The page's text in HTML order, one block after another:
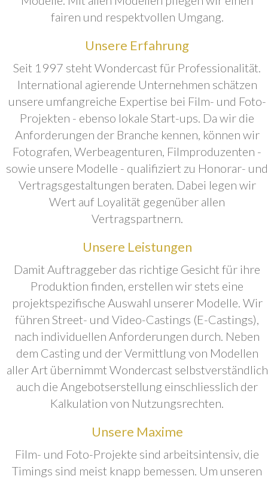
fairen und respektvollen Umgang.
Unsere Erfahrung
Seit 1997 steht Wondercast für Professionalität.
International agierende Unternehmen schätzen
unsere umfangreiche Expertise bei Film- und Foto-
Projekten - ebenso lokale Start-ups. Da wir die
Anforderungen der Branche kennen, können wir
Fotografen, Werbeagenturen, Filmproduzenten -
sowie unsere Modelle - qualifiziert zu Honorar- und
Vertragsgestaltungen beraten. Dabei legen wir
Wert auf Loyalität gegenüber allen
Vertragspartnern.
Unsere Leistungen
Damit Auftraggeber das richtige Gesicht für ihre
Produktion finden, erstellen wir stets eine
projektspezifische Auswahl unserer Modelle. Wir
führen Street- und Video-Castings (E-Castings),
nach individuellen Anforderungen durch. Neben
dem Casting und der Vermittlung von Modellen
aller Art übernimmt Wondercast selbstverständlich
auch die Angebotserstellung einschliesslich der
Kalkulation von Nutzungsrechten.
Unsere Maxime
Film- und Foto-Projekte sind arbeitsintensiv, die
Timings sind meist knapp bemessen. Um unseren